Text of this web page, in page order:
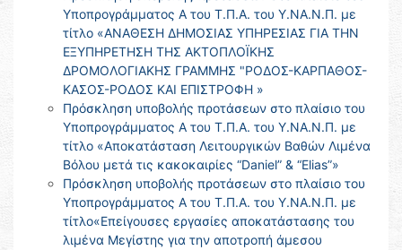
Υποπρογράμματος Α του Τ.Π.Α. του Υ.ΝΑ.Ν.Π. με
τίτλο «ΑΝΑΘΕΣΗ ΔΗΜΟΣΙΑΣ ΥΠΗΡΕΣΙΑΣ ΓΙΑ ΤΗΝ
ΕΞΥΠΗΡΕΤΗΣΗ ΤΗΣ ΑΚΤΟΠΛΟΪΚΗΣ
ΔΡΟΜΟΛΟΓΙΑΚΗΣ ΓΡΑΜΜΗΣ "ΡΟΔΟΣ-ΚΑΡΠΑΘΟΣ-
ΚΑΣΟΣ-ΡΟΔΟΣ ΚΑΙ ΕΠΙΣΤΡΟΦΗ »
Πρόσκληση υποβολής προτάσεων στο πλαίσιο του
Υποπρογράμματος Α του Τ.Π.Α. του Υ.ΝΑ.Ν.Π. με
τίτλο «Αποκατάσταση Λειτουργικών Βαθών Λιμένα
Βόλου μετά τις κακοκαιρίες “Daniel” & “Elias”»
Πρόσκληση υποβολής προτάσεων στο πλαίσιο του
Υποπρογράμματος Α του Τ.Π.Α. του Υ.ΝΑ.Ν.Π. με
τίτλο«Επείγουσες εργασίες αποκατάστασης του
λιμένα Μεγίστης για την αποτροπή άμεσου